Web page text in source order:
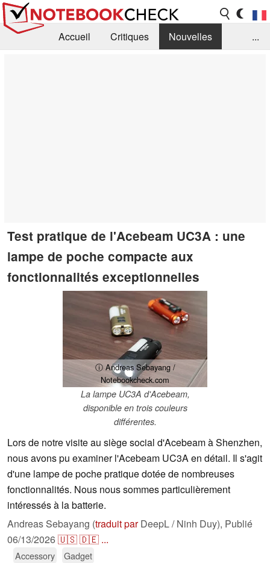
Accueil Critiques
Nouvelles
...
Test pratique de l'Acebeam UC3A : une
lampe de poche compacte aux
fonctionnalités exceptionnelles
ⓘ Andreas Sebayang /
Notebookcheck.com
La lampe UC3A d'Acebeam,
disponible en trois couleurs
différentes.
Lors de notre visite au siège social d'Acebeam à Shenzhen,
nous avons pu examiner l'Acebeam UC3A en détail. Il s'agit
d'une lampe de poche pratique dotée de nombreuses
fonctionnalités. Nous nous sommes particulièrement
intéressés à la batterie.
Andreas Sebayang (traduit parDeepL / Ninh Duy), Publié
06/13/2026🇺🇸🇩🇪 ...
Accessory Gadget